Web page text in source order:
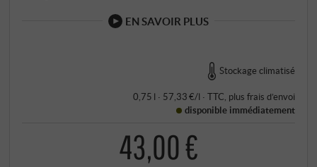
EN SAVOIR PLUS
Stockage climatisé
0,75 l · 57,33 €/l · TTC , plus frais d’envoi
disponible immédiatement
43,00 €